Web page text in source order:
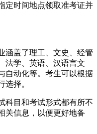
时间地点领取准考证并
盖了理工、文史、经管
法学、英语、汉语言文
自动化等。考生可以根据
选择。
目和考试形式都有所不
关信息，以便更好地备